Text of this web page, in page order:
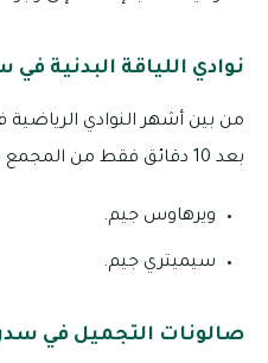
نوادي اللياقة البدنية في
من بين أشهر النوادي
بعد 10 دقائق فقط من المجمع ما يلي:
ويرهاوس جيم.
سيميتري جيم.
صالونات التجميل في